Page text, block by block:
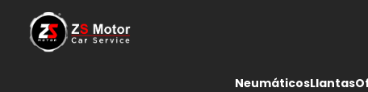
NeumáticosLlantas